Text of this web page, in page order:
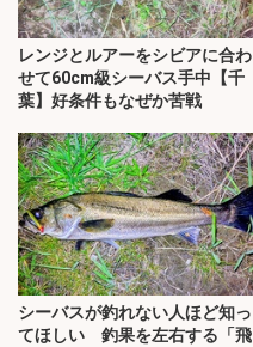
レンジとルアーをシビアに合わ
せて60cm級シーバス手中【千
葉】好条件もなぜか苦戦
シーバスが釣れない人ほど知っ
てほしい 釣果を左右する「飛